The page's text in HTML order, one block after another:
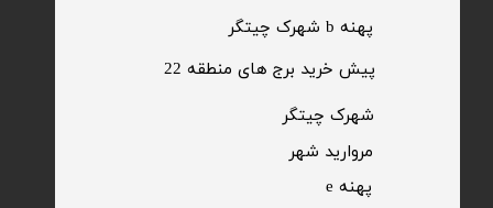
پیش خرید برج های منطقه 22
پهنه b شهرک چیتگر
​شهرک چیتگر
مروارید شهر​​​​​​​
پهنه e